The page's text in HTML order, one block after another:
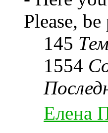
Please,
145
1554
Елена